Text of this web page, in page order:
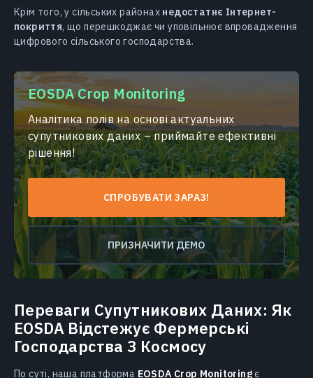
Крім того, у сільських районах недостатнє Інтернет-
покриття, що перешкоджає чи уповільнює впровадження
цифрового сільського господарства.
EOSDA Crop Monitoring
Аналітика полів на основі актуальних
супутникових даних – приймайте ефективні
рішення!
СПРОБУВАТИ ЗАРАЗ!
ПРИЗНАЧИТИ ДЕМО
Переваги Супутникових Даних: Як
EOSDA Відстежує Фермерські
Господарства З Космосу
По суті, наша платформа EOSDA Crop Monitoring є